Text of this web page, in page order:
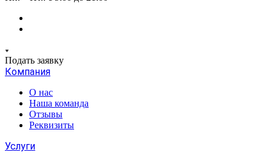
Подать заявку
Компания
О нас
Наша команда
Отзывы
Реквизиты
Услуги